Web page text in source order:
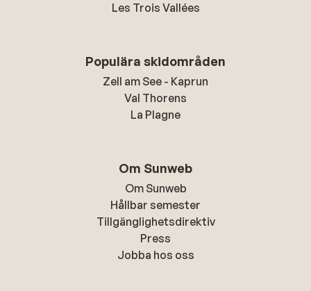
Les Trois Vallées
Populära skidområden
Zell am See - Kaprun
Val Thorens
La Plagne
Om Sunweb
Om Sunweb
Hållbar semester
Tillgänglighetsdirektiv
Press
Jobba hos oss